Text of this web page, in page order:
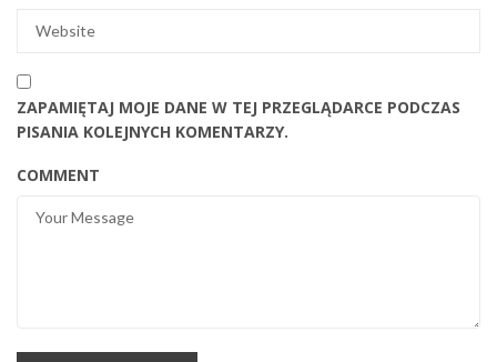
ZAPAMIĘTAJ MOJE DANE W TEJ PRZEGLĄDARCE PODCZAS
PISANIA KOLEJNYCH KOMENTARZY.
COMMENT